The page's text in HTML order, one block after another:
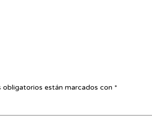
obligatorios están marcados con *